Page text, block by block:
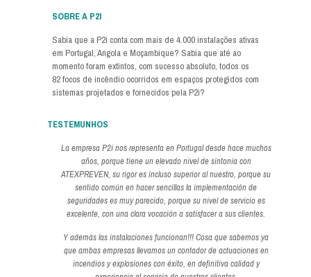
SOBRE A P2I
Sabia que a P2i conta com mais de 4.000 instalações ativas
em Portugal, Angola e Moçambique? Sabia que até ao
momento foram extintos, com sucesso absoluto, todos os
82 focos de incêndio ocorridos em espaços protegidos com
sistemas projetados e fornecidos pela P2i?
TESTEMUNHOS
La empresa P2i nos representa en Portugal desde hace muchos
años, porque tiene un elevado nivel de sintonía con
ATEXPREVEN, su rigor es incluso superior al nuestro, porque su
sentido común en hacer sencillas la implementación de
seguridades es muy parecido, porque su nivel de servicio es
excelente, con una clara vocación a satisfacer a sus clientes.
Y además las instalaciones funcionan!!! Cosa que sabemos ya
que ambas empresas llevamos un contador de actuaciones en
incendios y explosiones con éxito, en definitiva calidad y